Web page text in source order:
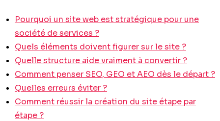
Pourquoi un site web est stratégique pour une
société de services ?
Quels éléments doivent figurer sur le site ?
Quelle structure aide vraiment à convertir ?
Comment penser SEO, GEO et AEO dès le départ ?
Quelles erreurs éviter ?
Comment réussir la création du site étape par
étape ?